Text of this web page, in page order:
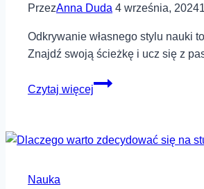
PrzezAnna Duda 4 września, 2024
Odkrywanie własnego stylu nauki
Znajdź swoją ścieżkę i ucz się z
Czytaj więcej
Jak
Nauka